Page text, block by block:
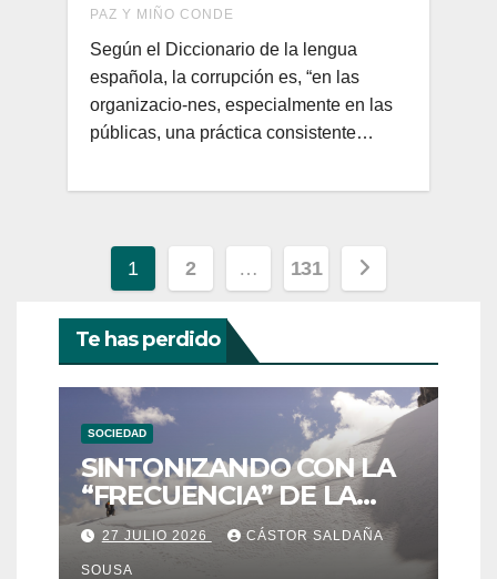
PAZ Y MIÑO CONDE
Según el Diccionario de la lengua
española, la corrupción es, “en las
organizacio-nes, especialmente en las
públicas, una práctica consistente…
Paginación
de
entradas
1 2 … 131
Te has perdido
SOCIEDAD
SINTONIZANDO CON LA
“FRECUENCIA” DE LA
ESTRELLA DE LA NIEVE:
QOYLLUR´RITTI
27 JULIO 2026 CÁSTOR SALDAÑA
SOUSA